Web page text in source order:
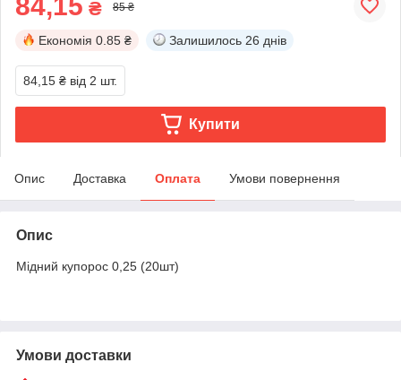
₴ 85 ₴
Економія 0.85 ₴ Залишилось 26 днів
84,15 ₴ від 2 шт.
Купити
Опис Доставка Оплата Умови повернення
Опис
Мідний купорос 0,25 (20шт)
Умови доставки